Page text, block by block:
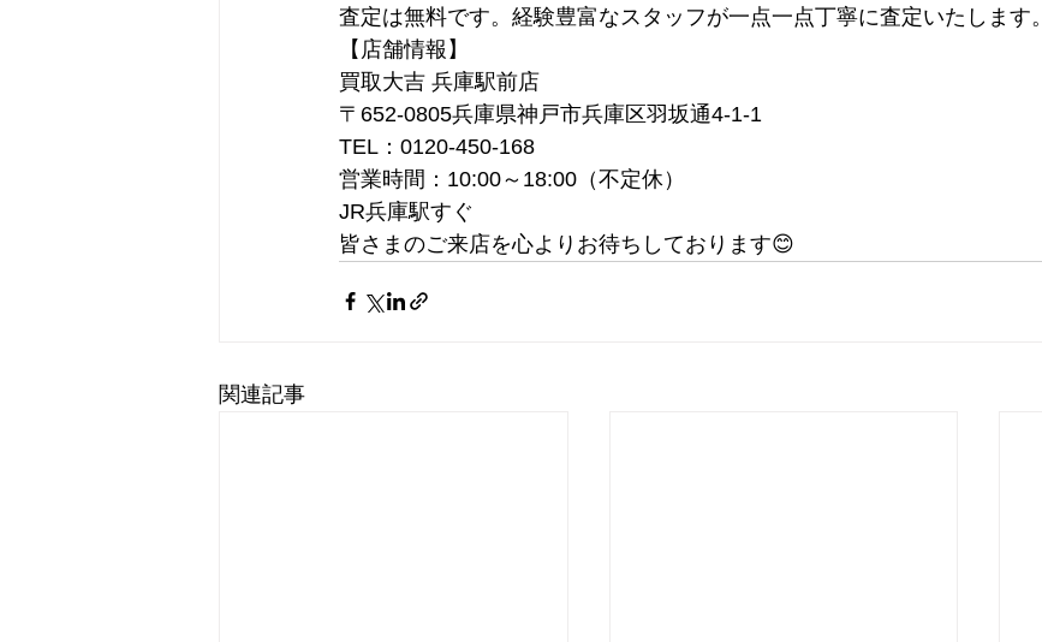
査定は無料です。経験豊富なスタッフが一点一点丁寧に査定いたします。
【店舗情報】
買取大吉 兵庫駅前店
〒652-0805兵庫県神戸市兵庫区羽坂通4-1-1
TEL：0120-450-168
営業時間：10:00～18:00（不定休）
JR兵庫駅すぐ
皆さまのご来店を心よりお待ちしております😊
関連記事